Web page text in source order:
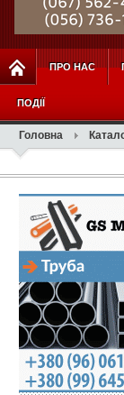
ПРО НАС
ПОДІЇ
Головна